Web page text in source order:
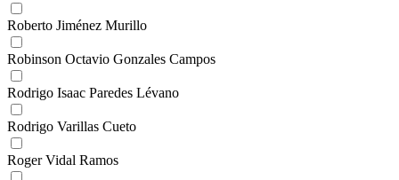
Roberto Jiménez Murillo
Robinson Octavio Gonzales Campos
Rodrigo Isaac Paredes Lévano
Rodrigo Varillas Cueto
Roger Vidal Ramos